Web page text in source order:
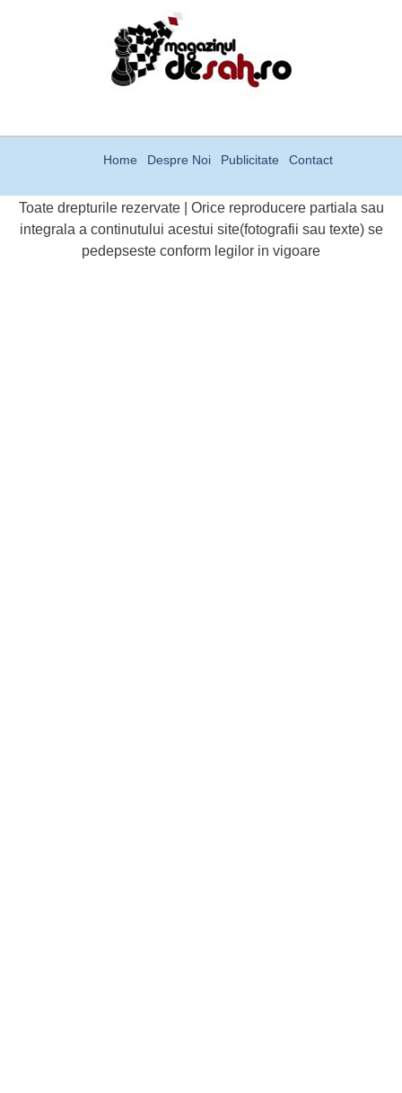
Home Despre Noi Publicitate Contact
Toate drepturile rezervate | Orice reproducere partiala sau
integrala a continutului acestui site(fotografii sau texte) se
pedepseste conform legilor in vigoare